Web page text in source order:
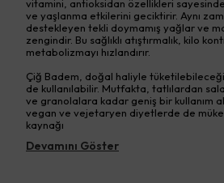
vitamini, antioksidan özellikleri sayesinde
ve yaşlanma etkilerini geciktirir. Aynı
destekleyen tekli doymamış yağlar ve
zengindir. Bu sağlıklı atıştırmalık, kilo
metabolizmayı hızlandırır.
Çiğ Badem, doğal haliyle
de kullanılabilir. Mutfakta, tatlılardan
ve granolalara kadar geniş bir kullanım
vegan ve vejetaryen diyetlerde de
kaynağı
Devamını Göster